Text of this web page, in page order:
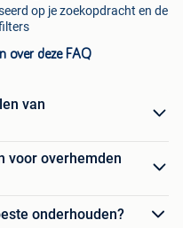
op je zoekopdracht en de
over deze FAQ
van
voor overhemden
onderhouden?